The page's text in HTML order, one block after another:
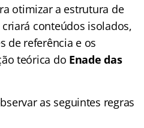
otimizar a estrutura de
conteúdos isolados,
de referência e os
teórica do Enade das
as seguintes regras